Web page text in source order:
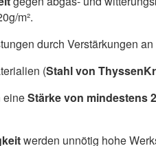
m².
durch Verstärkungen
(Stahl von
eineStärke von mindestens
werden unnötig hohe